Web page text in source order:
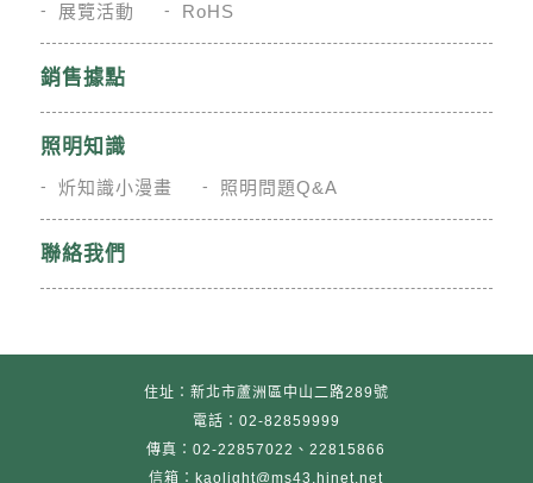
展覽活動 RoHS
銷售據點
照明知識
炘知識小漫畫 照明問題Q&A
聯絡我們
住址：新北市蘆洲區中山二路289號
電話：02-82859999
傳真：02-22857022、22815866
信箱：kaolight@ms43.hinet.net